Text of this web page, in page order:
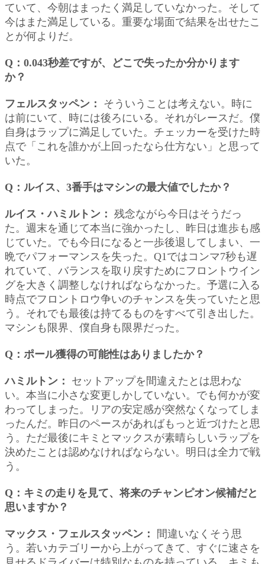
ていて、今朝はまったく満足していなかった。そして
今はまた満足している。重要な場面で結果を出せたこ
とが何よりだ。
Q：0.043秒差ですが、どこで失ったか分かります
か？
フェルスタッペン：
そういうことは考えない。時に
は前にいて、時には後ろにいる。それがレースだ。僕
自身はラップに満足していた。チェッカーを受けた時
点で「これを誰かが上回ったなら仕方ない」と思って
いた。
Q：ルイス、3番手はマシンの最大値でしたか？
ルイス・ハミルトン： 残念ながら今日はそうだっ
た。週末を通じて本当に強かったし、昨日は進歩も感
じていた。でも今日になると一歩後退してしまい、一
晩でパフォーマンスを失った。Q1ではコンマ7秒も遅
れていて、バランスを取り戻すためにフロントウイン
グを大きく調整しなければならなかった。予選に入る
時点でフロントロウ争いのチャンスを失っていたと思
う。それでも最後は持てるものをすべて引き出した。
マシンも限界、僕自身も限界だった。
Q：ポール獲得の可能性はありましたか？
ハミルトン：
セットアップを間違えたとは思わな
い。本当に小さな変更しかしていない。でも何かが変
わってしまった。リアの安定感が突然なくなってしま
ったんだ。昨日のペースがあればもっと近づけたと思
う。ただ最後にキミとマックスが素晴らしいラップを
決めたことは認めなければならない。明日は全力で戦
う。
Q：キミの走りを見て、将来のチャンピオン候補だと
思いますか？
マックス・フェルスタッペン：
間違いなくそう思
う。若いカテゴリーから上がってきて、すぐに速さを